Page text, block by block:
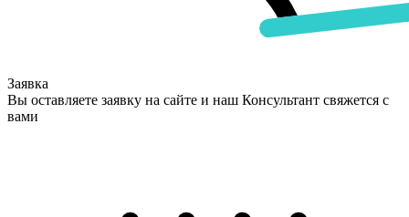
Заявка
Вы оставляете заявку на сайте и наш Консультант свяжется с
вами